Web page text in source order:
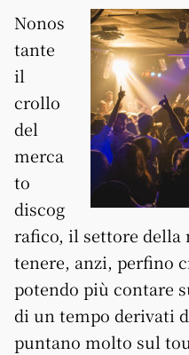
Nonos
tante
il
crollo
del
merca
to
discog
rafico, il settore della
tenere, anzi, perfino
potendo più contare
di un tempo derivati
puntano molto sul